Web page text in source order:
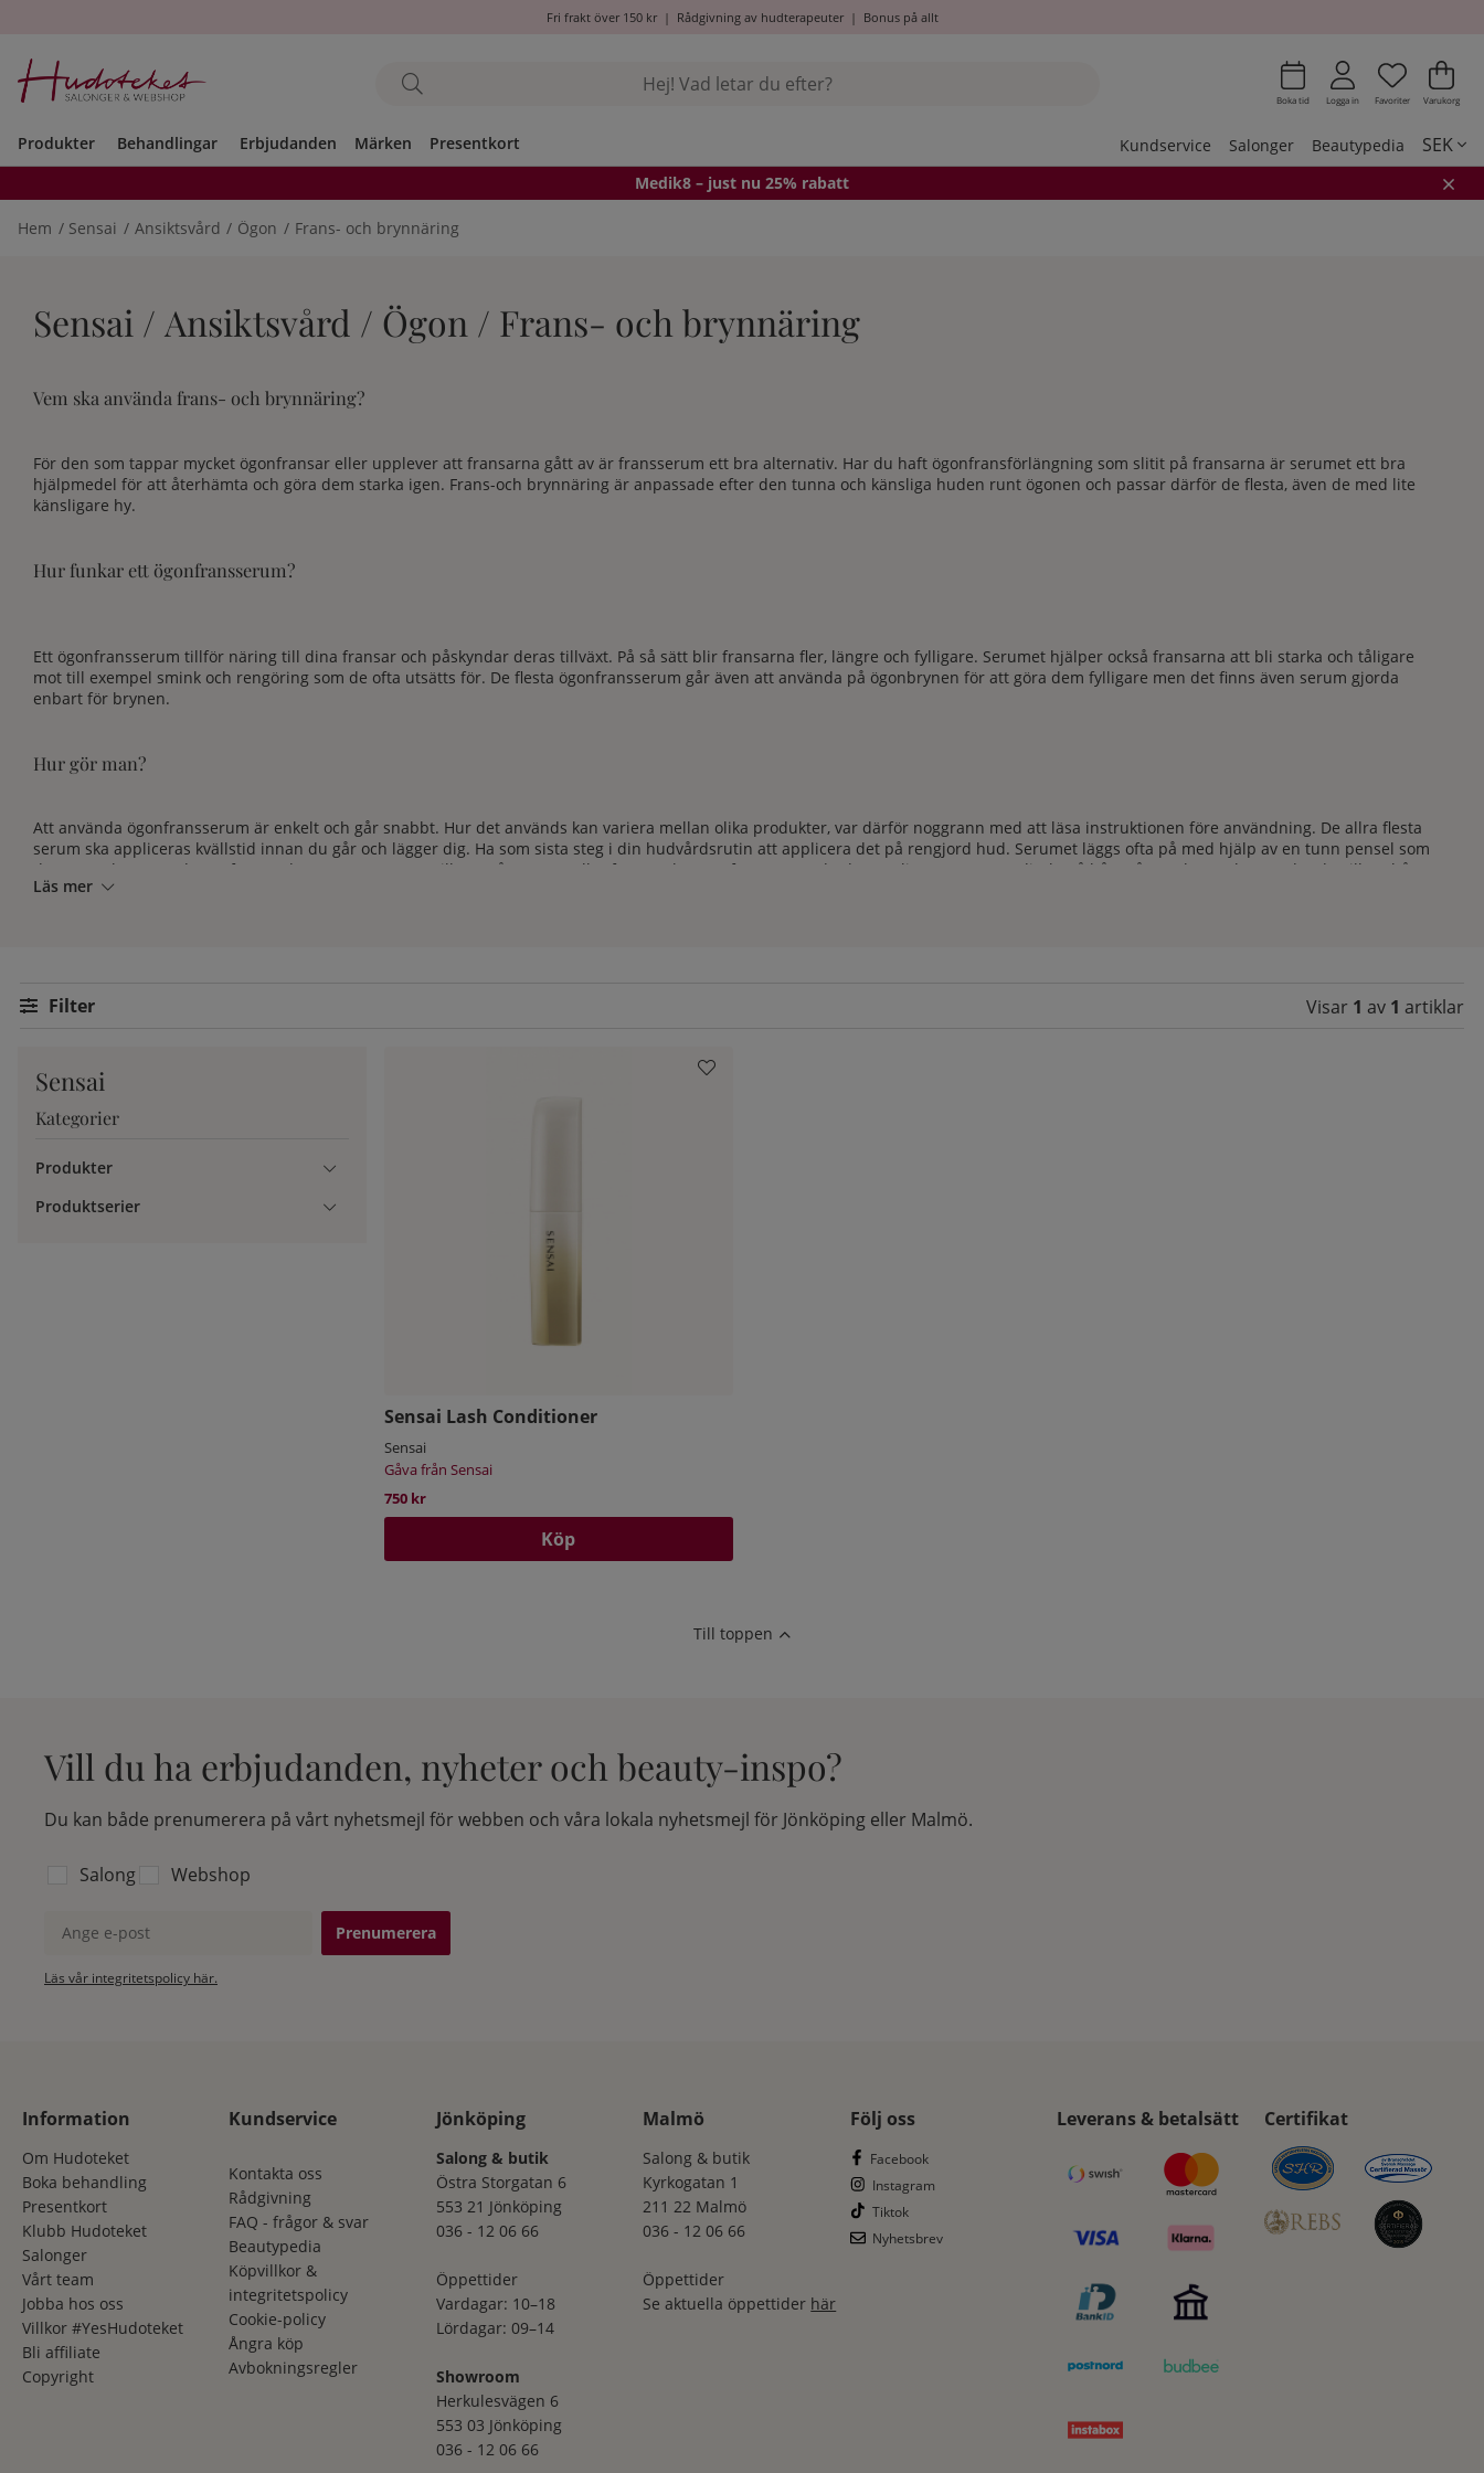
Fri frakt över 150 kr| Rådgivning av hudterapeuter| Bonus på allt
Boka tid Logga in Antal i
.
Favoriter .
Varukorg
Produkter Behandlingar Erbjudanden Märken Presentkort Kundservice Salonger Beautypedia SEK
Medik8 – just nu 25% rabatt
Hem Sensai Ansiktsvård Ögon Frans- och brynnäring
Sensai / Ansiktsvård / Ögon / Frans- och brynnäring
Vem ska använda frans- och brynnäring?
För den som tappar mycket ögonfransar eller upplever att fransarna gått av är fransserum ett bra alternativ. Har du haft ögonfransförlängning som slitit på fransarna är serumet ett bra
hjälpmedel för att återhämta och göra dem starka igen. Frans-och brynnäring är anpassade efter den tunna och känsliga huden runt ögonen och passar därför de flesta, även de med lite
känsligare hy.
Hur funkar ett ögonfransserum?
Ett ögonfransserum tillför näring till dina fransar och påskyndar deras tillväxt. På så sätt blir fransarna fler, längre och fylligare. Serumet hjälper också fransarna att bli starka och tåligare
mot till exempel smink och rengöring som de ofta utsätts för. De flesta ögonfransserum går även att använda på ögonbrynen för att göra dem fylligare men det finns även serum gjorda
enbart för brynen.
Hur gör man?
Att använda ögonfransserum är enkelt och går snabbt. Hur det används kan variera mellan olika produkter, var därför noggrann med att läsa instruktionen före användning. De allra flesta
serum ska appliceras kvällstid innan du går och lägger dig. Ha som sista steg i din hudvårdsrutin att applicera det på rengjord hud. Serumet läggs ofta på med hjälp av en tunn pensel som
du sveper längs med övre fransradens rötter. Samma tillvägagångssätt gäller för ögonbrynen förutom att du där applicerar serumet direkt på hårstråna och runt brynet där du vill att håret
ska växa.
Hur snabbt man kan märka skillnad på sina fransar eller bryn varierar mellan olika produkter och det kan även vara individuellt. I vanliga fall tar det mellan 4 och 8 veckor för fransarna att
Läs mer
Filtrera Visar 1 av 1 artiklar
Sensai
Kategorier
Produkter
Produktserier
Sensai Lash Conditioner
Sensai
Gåva från Sensai
750 kr
Köp
Till toppen
Vill du ha erbjudanden, nyheter och beauty-inspo?
Du kan både prenumerera på vårt nyhetsmejl för webben och våra lokala nyhetsmejl för Jönköping eller Malmö.
Välj vilken lista du vill prenumerera på:
Salong
Webshop
Ange e-post
Läs vår integritetspolicy här.
Information
Om Hudoteket
Boka behandling
Presentkort
Klubb Hudoteket
Salonger
Vårt team
Jobba hos oss
Villkor #YesHudoteket
Bli affiliate
Copyright
Kundservice
Kontakta oss
Rådgivning
FAQ - frågor & svar
Beautypedia
Köpvillkor &
integritetspolicy
Cookie-policy
Ångra köp
Avbokningsregler
Jönköping
Salong & butik
Östra Storgatan 6
553 21 Jönköping
036 - 12 06 66
Öppettider
Vardagar: 10–18
Lördagar: 09–14
Showroom
Herkulesvägen 6
553 03 Jönköping
036 - 12 06 66
Malmö
Salong & butik
Kyrkogatan 1
211 22 Malmö
036 - 12 06 66
Öppettider
Se aktuella öppettider här
Följ oss
Facebook
Instagram
Tiktok
Nyhetsbrev
Leverans & betalsätt Certifikat